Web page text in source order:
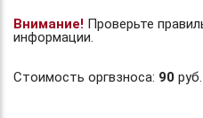
Внимание! Проверьте
информации.
Стоимость оргвзноса: 90 руб.